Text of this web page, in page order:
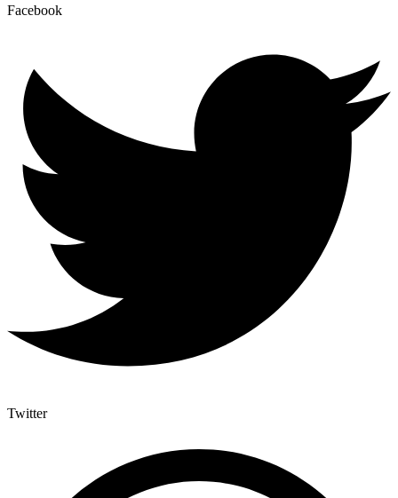
Facebook
Twitter